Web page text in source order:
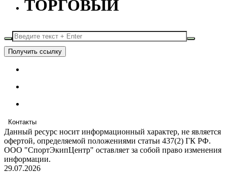
ТОРГОВЫЙ
Получить ссылку
Контакты
Данный ресурс носит информационный характер, не является
офертой, определяемой положениями статьи 437(2) ГК РФ.
ООО "СпортЭкипЦентр" оставляет за собой право изменения
информации.
29.07.2026